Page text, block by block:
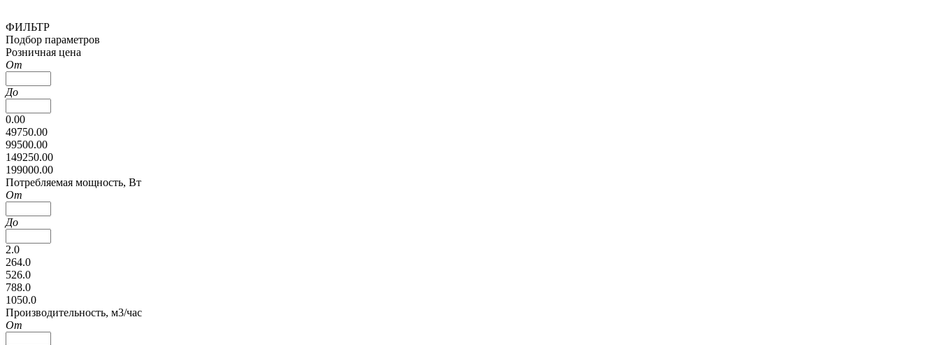
ФИЛЬТР
Подбор параметров
Розничная цена
От
До
0.00
49750.00
99500.00
149250.00
199000.00
Потребляемая мощность, Вт
От
До
2.0
264.0
526.0
788.0
1050.0
Производительность, м3/час
От